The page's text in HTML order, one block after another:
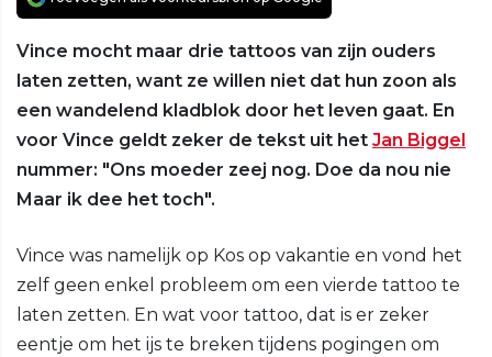
Vince mocht maar drie tattoos van zijn ouders
laten zetten, want ze willen niet dat hun zoon als
een wandelend kladblok door het leven gaat. En
voor Vince geldt zeker de tekst uit het Jan Biggel
nummer: "Ons moeder zeej nog. Doe da nou nie
Maar ik dee het toch".
Vince was namelijk op Kos op vakantie en vond het
zelf geen enkel probleem om een vierde tattoo te
laten zetten. En wat voor tattoo, dat is er zeker
eentje om het ijs te breken tijdens pogingen om